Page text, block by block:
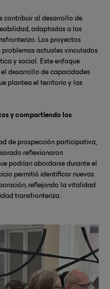
contribuir al desarrollo de
adaptadas a las
Los proyectos
problemas actuales vinculados
y social. Este enfoque
desarrollo de capacidades
plantea el territorio y las
y compartiendo los
de prospección participativa,
reflexionaron
podrían abordarse durante el
permitió identificar nuevas
reflejando la vitalidad
transfronteriza.